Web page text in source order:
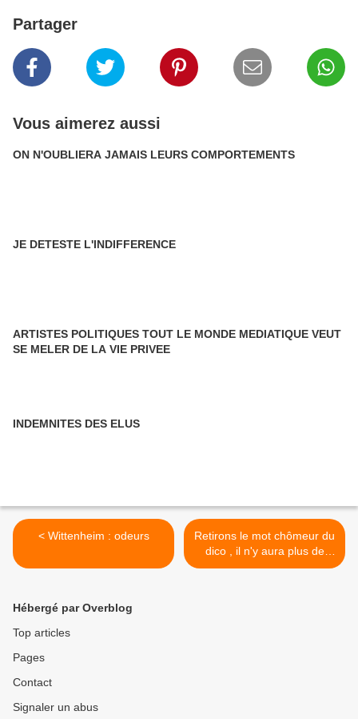
Partager
Vous aimerez aussi
ON N'OUBLIERA JAMAIS LEURS COMPORTEMENTS
JE DETESTE L'INDIFFERENCE
ARTISTES POLITIQUES TOUT LE MONDE MEDIATIQUE VEUT
SE MELER DE LA VIE PRIVEE
INDEMNITES DES ELUS
< Wittenheim : odeurs
Retirons le mot chômeur du
dico , il n'y aura plus de
chômage ? >
Hébergé par Overblog
Top articles
Pages
Contact
Signaler un abus